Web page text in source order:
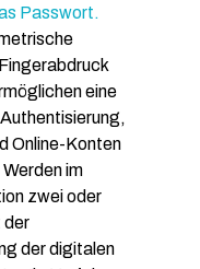
Passwort.
eine
Online-Konten
im
zwei oder
der
der digitalen